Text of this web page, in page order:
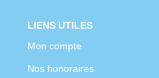
LIENS UTILES
Mon compte
Nos honoraires